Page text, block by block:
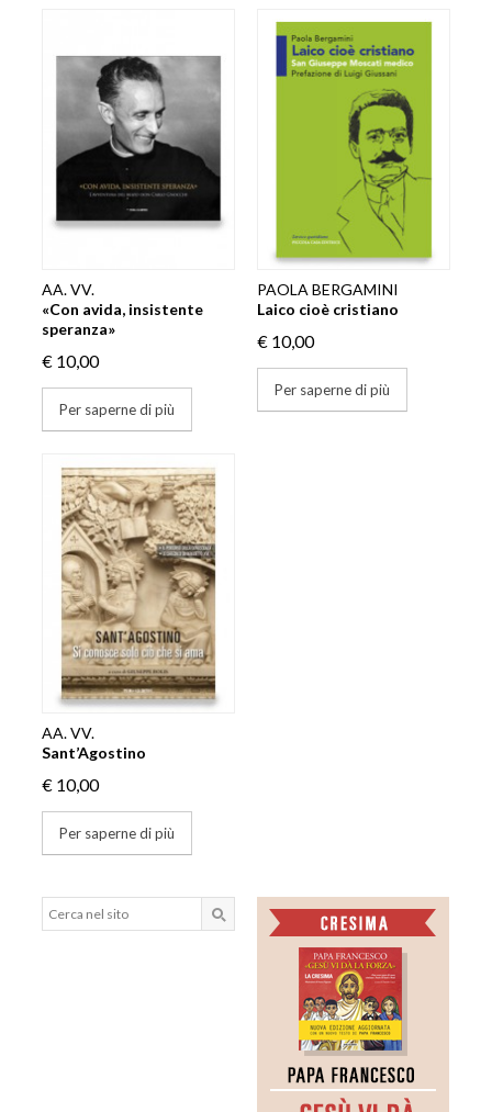
AA. VV.
«Con avida, insistente
speranza»
€ 10,00
Per saperne di più
PAOLA BERGAMINI
Laico cioè cristiano
€ 10,00
Per saperne di più
AA. VV.
Sant’Agostino
€ 10,00
Per saperne di più